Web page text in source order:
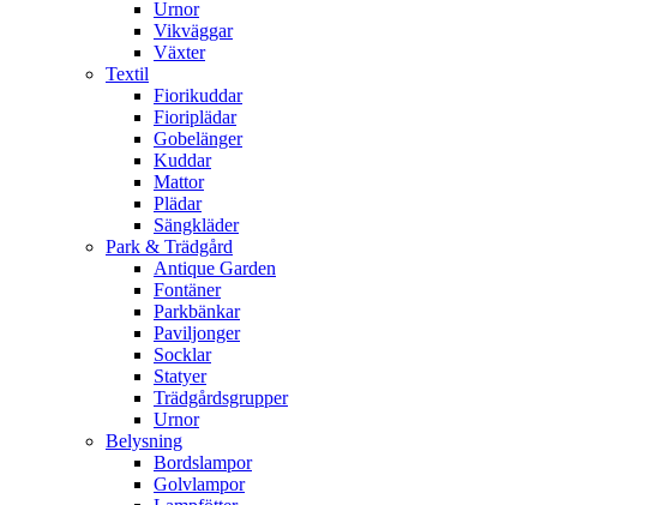
Urnor
Vikväggar
Växter
Textil
Fiorikuddar
Fioriplädar
Gobelänger
Kuddar
Mattor
Plädar
Sängkläder
Park & Trädgård
Antique Garden
Fontäner
Parkbänkar
Paviljonger
Socklar
Statyer
Trädgårdsgrupper
Urnor
Belysning
Bordslampor
Golvlampor